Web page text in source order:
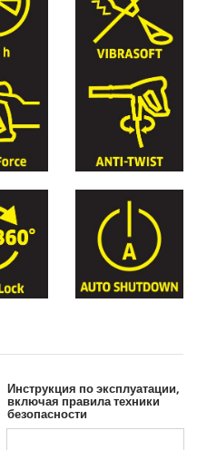
Инструкция по эксплуатации,
включая правила техники
безопасности